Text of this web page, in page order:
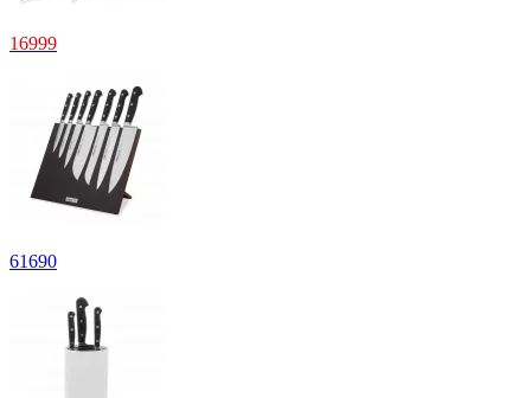
16999
61690